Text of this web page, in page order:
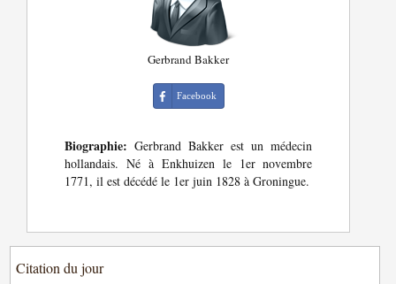
Gerbrand Bakker
Facebook
Biographie: Gerbrand Bakker est un médecin
hollandais. Né à Enkhuizen le 1er novembre
1771, il est décédé le 1er juin 1828 à Groningue.
Citation du jour